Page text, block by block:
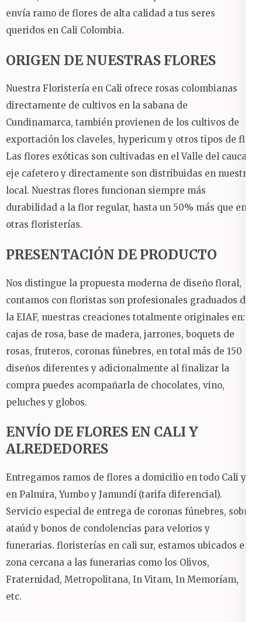
envía ramo de flores de alta calidad a tus seres
queridos en Cali Colombia.
ORIGEN DE NUESTRAS FLORES
Nuestra Floristería en Cali ofrece rosas colombianas
directamente de cultivos en la sabana de
Cundinamarca, también provienen de los cultivos de
exportación los claveles, hypericum y otros tipos de flor.
Las flores exóticas son cultivadas en el Valle del cauca y
eje cafetero y directamente son distribuidas en nuestro
local. Nuestras flores funcionan siempre más
durabilidad a la flor regular, hasta un 50% más que en
otras floristerías.
PRESENTACIÓN DE PRODUCTO
Nos distingue la propuesta moderna de diseño floral,
contamos con floristas son profesionales graduados de
la EIAF, nuestras creaciones totalmente originales en:
cajas de rosa, base de madera, jarrones, boquets de
rosas, fruteros, coronas fúnebres, en total más de 150
diseños diferentes y adicionalmente al finalizar la
compra puedes acompañarla de chocolates, vino,
peluches y globos.
ENVÍO DE FLORES EN CALI Y
ALREDEDORES
Entregamos ramos de flores a domicilio en todo Cali y
en Palmira, Yumbo y Jamundí (tarifa diferencial).
Servicio especial de entrega de coronas fúnebres, sobre
ataúd y bonos de condolencias para velorios y
funerarias. floristerías en cali sur, estamos ubicados en
zona cercana a las funerarias como los Olivos,
Fraternidad, Metropolitana, In Vitam, In Memoríam,
etc.